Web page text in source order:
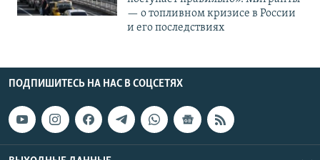
— о топливном кризисе в России
и его последствиях
ПОДПИШИТЕСЬ НА НАС В СОЦСЕТЯХ